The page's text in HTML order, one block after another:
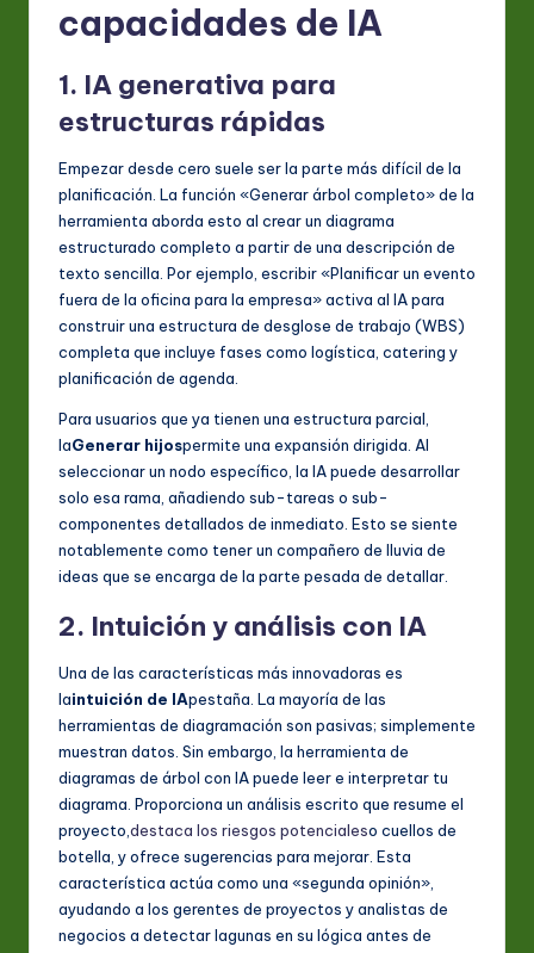
capacidades de IA
1. IA generativa para
estructuras rápidas
Empezar desde cero suele ser la parte más difícil de la
planificación. La función «Generar árbol completo» de la
herramienta aborda esto al crear un diagrama
estructurado completo a partir de una descripción de
texto sencilla. Por ejemplo, escribir «Planificar un evento
fuera de la oficina para la empresa» activa al IA para
construir una estructura de desglose de trabajo (WBS)
completa que incluye fases como logística, catering y
planificación de agenda.
Para usuarios que ya tienen una estructura parcial,
laGenerar hijospermite una expansión dirigida. Al
seleccionar un nodo específico, la IA puede desarrollar
solo esa rama, añadiendo sub-tareas o sub-
componentes detallados de inmediato. Esto se siente
notablemente como tener un compañero de lluvia de
ideas que se encarga de la parte pesada de detallar.
2. Intuición y análisis con IA
Una de las características más innovadoras es
laintuición de IApestaña. La mayoría de las
herramientas de diagramación son pasivas; simplemente
muestran datos. Sin embargo, la herramienta de
diagramas de árbol con IA puede leer e interpretar tu
diagrama. Proporciona un análisis escrito que resume el
proyecto, destaca los riesgos potencialeso cuellos de
botella, y ofrece sugerencias para mejorar. Esta
característica actúa como una «segunda opinión»,
ayudando a los gerentes de proyectos y analistas de
negocios a detectar lagunas en su lógica antes de